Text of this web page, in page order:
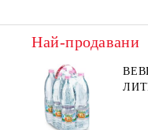
Най-продавани